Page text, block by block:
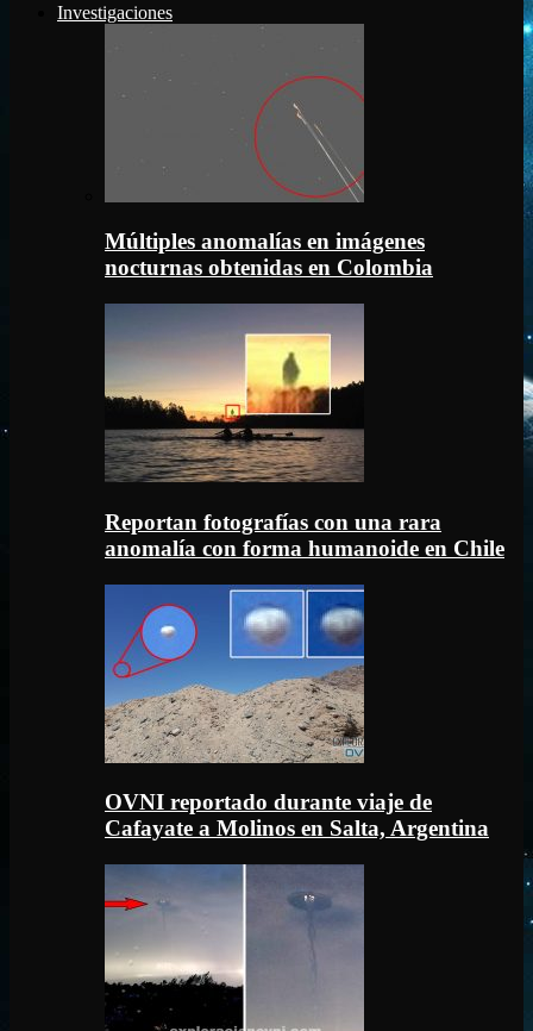
Investigaciones
Múltiples anomalías en imágenes
nocturnas obtenidas en Colombia
Reportan fotografías con una rara
anomalía con forma humanoide en Chile
OVNI reportado durante viaje de
Cafayate a Molinos en Salta, Argentina